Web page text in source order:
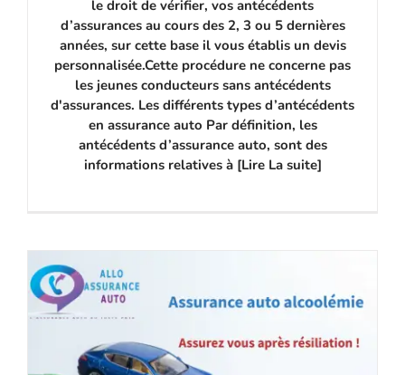
le droit de vérifier, vos antécédents
d’assurances au cours des 2, 3 ou 5 dernières
années, sur cette base il vous établis un devis
personnalisée.Cette procédure ne concerne pas
les jeunes conducteurs sans antécédents
d'assurances. Les différents types d’antécédents
en assurance auto Par définition, les
antécédents d’assurance auto, sont des
informations relatives à [Lire La suite]